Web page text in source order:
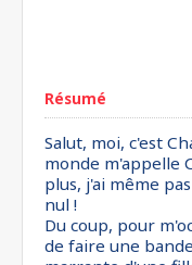
Résumé
Salut, moi, c'est
monde m'appelle
plus, j'ai même
nul !
Du coup, pour
de faire une